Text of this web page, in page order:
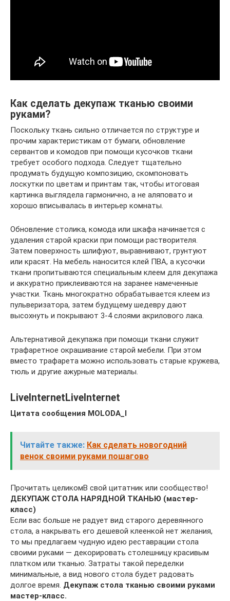
Как сделать декупаж тканью своими
руками?
Поскольку ткань сильно отличается по структуре и
прочим характеристикам от бумаги, обновление
сервантов и комодов при помощи кусочков ткани
требует особого подхода. Следует тщательно
продумать будущую композицию, скомпоновать
лоскутки по цветам и принтам так, чтобы итоговая
картинка выглядела гармонично, а не аляповато и
хорошо вписывалась в интерьер комнаты.
Обновление столика, комода или шкафа начинается с
удаления старой краски при помощи растворителя.
Затем поверхность шлифуют, выравнивают, грунтуют
или красят. На мебель наносится клей ПВА, а кусочки
ткани пропитываются специальным клеем для декупажа
и аккуратно приклеиваются на заранее намеченные
участки. Ткань многократно обрабатывается клеем из
пульверизатора, затем будущему шедевру дают
высохнуть и покрывают 3-4 слоями акрилового лака.
Альтернативой декупажа при помощи ткани служит
трафаретное окрашивание старой мебели. При этом
вместо трафарета можно использовать старые кружева,
тюль и другие ажурные материалы.
LiveInternetLiveInternet
Цитата сообщения MOLODA_I
Читайте также: Как сделать новогодний
венок своими руками пошагово
Прочитать целикомВ свой цитатник или сообщество!
ДЕКУПАЖ СТОЛА НАРЯДНОЙ ТКАНЬЮ (мастер-
класс)
Если вас больше не радует вид старого деревянного
стола, а накрывать его дешевой клеенкой нет желания,
то мы предлагаем чудную идею реставрации стола
своими руками — декорировать столешницу красивым
платком или тканью. Затраты такой переделки
минимальные, а вид нового стола будет радовать
долгое время. Декупаж стола тканью своими руками
мастер-класс.